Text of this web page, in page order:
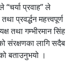
प्रवाह” ले
प्रवर्द्धन महत्त्वपूर्ण
तथा गम्भीरमान सिंह
संरक्षणका लागि सदैब
बताउनुभयो ।